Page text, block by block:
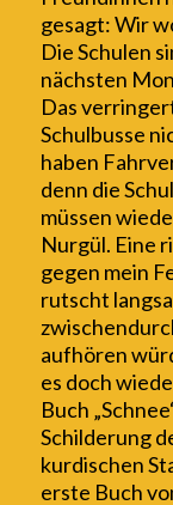
gesagt: Wir
Die Schulen
nächsten
Das
Schulbusse
haben
denn die
müssen
Nurgül. Eine
gegen mein
rutscht
aufhören
es doch
Buch
Schilderung
kurdischen
erste Buch